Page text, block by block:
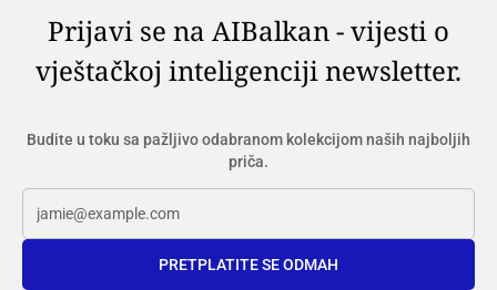
Prijavi se na AIBalkan - vijesti o
vještačkoj inteligenciji newsletter.
Budite u toku sa pažljivo odabranom kolekcijom naših najboljih
priča.
PRETPLATITE SE ODMAH